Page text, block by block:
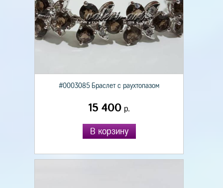
#0003085 Браслет с раухтопазом
15 400 р.
В корзину